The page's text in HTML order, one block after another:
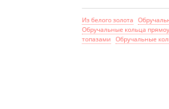
Из белого золота
Обручальные кольца
топазами Обручальные